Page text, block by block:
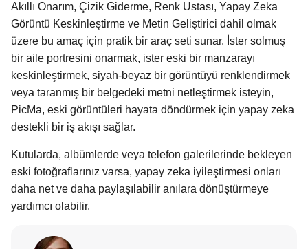
Akıllı Onarım, Çizik Giderme, Renk Ustası, Yapay Zeka
Görüntü Keskinleştirme ve Metin Geliştirici dahil olmak
üzere bu amaç için pratik bir araç seti sunar. İster solmuş
bir aile portresini onarmak, ister eski bir manzarayı
keskinleştirmek, siyah-beyaz bir görüntüyü renklendirmek
veya taranmış bir belgedeki metni netleştirmek isteyin,
PicMa, eski görüntüleri hayata döndürmek için yapay zeka
destekli bir iş akışı sağlar.
Kutularda, albümlerde veya telefon galerilerinde bekleyen
eski fotoğraflarınız varsa, yapay zeka iyileştirmesi onları
daha net ve daha paylaşılabilir anılara dönüştürmeye
yardımcı olabilir.